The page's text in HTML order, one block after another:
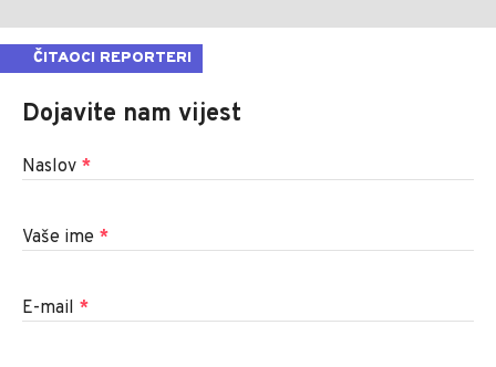
ČITAOCI REPORTERI
Dojavite nam vijest
Naslov *
Vaše ime *
E-mail *